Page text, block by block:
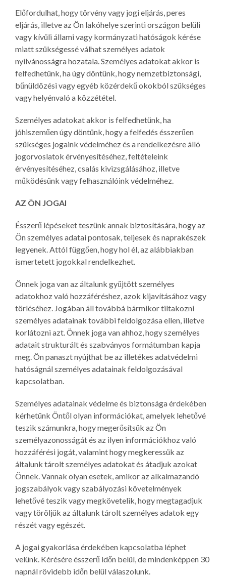
Előfordulhat, hogy törvény vagy jogi eljárás, peres
eljárás, illetve az Ön lakóhelye szerinti országon belüli
vagy kívüli állami vagy kormányzati hatóságok kérése
miatt szükségessé válhat személyes adatok
nyilvánosságra hozatala. Személyes adatokat akkor is
felfedhetünk, ha úgy döntünk, hogy nemzetbiztonsági,
bűnüldözési vagy egyéb közérdekű okokból szükséges
vagy helyénvaló a közzététel.
Személyes adatokat akkor is felfedhetünk, ha
jóhiszeműen úgy döntünk, hogy a felfedés ésszerűen
szükséges jogaink védelméhez és a rendelkezésre álló
jogorvoslatok érvényesítéséhez, feltételeink
érvényesítéséhez, csalás kivizsgálásához, illetve
működésünk vagy felhasználóink védelméhez.
AZ ÖN JOGAI
Ésszerű lépéseket teszünk annak biztosítására, hogy az
Ön személyes adatai pontosak, teljesek és naprakészek
legyenek. Attól függően, hogy hol él, az alábbiakban
ismertetett jogokkal rendelkezhet.
Önnek joga van az általunk gyűjtött személyes
adatokhoz való hozzáféréshez, azok kijavításához vagy
törléséhez. Jogában áll továbbá bármikor tiltakozni
személyes adatainak további feldolgozása ellen, illetve
korlátozni azt. Önnek joga van ahhoz, hogy személyes
adatait strukturált és szabványos formátumban kapja
meg. Ön panaszt nyújthat be az illetékes adatvédelmi
hatóságnál személyes adatainak feldolgozásával
kapcsolatban.
Személyes adatainak védelme és biztonsága érdekében
kérhetünk Öntől olyan információkat, amelyek lehetővé
teszik számunkra, hogy megerősítsük az Ön
személyazonosságát és az ilyen információkhoz való
hozzáférési jogát, valamint hogy megkeressük az
általunk tárolt személyes adatokat és átadjuk azokat
Önnek. Vannak olyan esetek, amikor az alkalmazandó
jogszabályok vagy szabályozási követelmények
lehetővé teszik vagy megkövetelik, hogy megtagadjuk
vagy töröljük az általunk tárolt személyes adatok egy
részét vagy egészét.
A jogai gyakorlása érdekében kapcsolatba léphet
velünk. Kérésére ésszerű időn belül, de mindenképpen 30
napnál rövidebb időn belül válaszolunk.